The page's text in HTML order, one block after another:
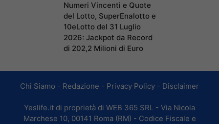
Numeri Vincenti e Quote
del Lotto, SuperEnalotto e
10eLotto del 31 Luglio
2026: Jackpot da Record
di 202,2 Milioni di Euro
Chi Siamo - Redazione - Privacy Policy - Disclaimer
Yeslife.it di proprietà di WEB 365 SRL - Via Nicola
Marchese 10, 00141 Roma (RM) - Codice Fiscale e